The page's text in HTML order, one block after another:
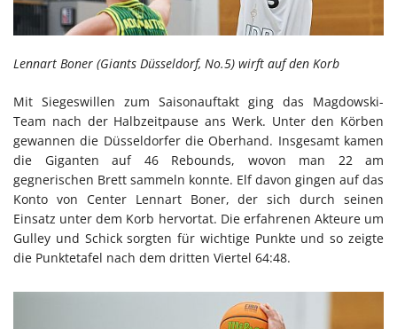
Lennart Boner (Giants Düsseldorf, No.5) wirft auf den Korb
Mit Siegeswillen zum Saisonauftakt ging das Magdowski-
Team nach der Halbzeitpause ans Werk. Unter den Körben
gewannen die Düsseldorfer die Oberhand. Insgesamt kamen
die Giganten auf 46 Rebounds, wovon man 22 am
gegnerischen Brett sammeln konnte. Elf davon gingen auf das
Konto von Center Lennart Boner, der sich durch seinen
Einsatz unter dem Korb hervortat. Die erfahrenen Akteure um
Gulley und Schick sorgten für wichtige Punkte und so zeigte
die Punktetafel nach dem dritten Viertel 64:48.